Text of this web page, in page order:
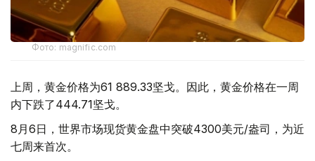
Фото: magnific.com
上周，黄金价格为61 889.33坚戈。因此，黄金价格在一周
内下跌了444.71坚戈。
8月6日，世界市场现货黄金盘中突破4300美元/盎司，为近
七周来首次。